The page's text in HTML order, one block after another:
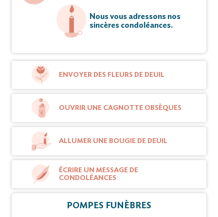
Nous vous adressons nos
sincères condoléances.
ENVOYER DES FLEURS DE DEUIL
OUVRIR UNE CAGNOTTE OBSÈQUES
ALLUMER UNE BOUGIE DE DEUIL
ÉCRIRE UN MESSAGE DE
CONDOLÉANCES
POMPES FUNÈBRES